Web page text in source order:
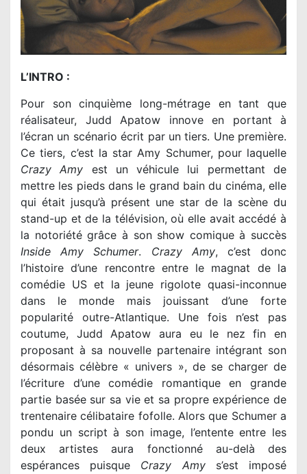
L’INTRO :
Pour son cinquième long-métrage en tant que
réalisateur, Judd Apatow innove en portant à
l’écran un scénario écrit par un tiers. Une première.
Ce tiers, c’est la star Amy Schumer, pour laquelle
Crazy Amy est un véhicule lui permettant de
mettre les pieds dans le grand bain du cinéma, elle
qui était jusqu’à présent une star de la scène du
stand-up et de la télévision, où elle avait accédé à
la notoriété grâce à son show comique à succès
Inside Amy Schumer. Crazy Amy, c’est donc
l’histoire d’une rencontre entre le magnat de la
comédie US et la jeune rigolote quasi-inconnue
dans le monde mais jouissant d’une forte
popularité outre-Atlantique. Une fois n’est pas
coutume, Judd Apatow aura eu le nez fin en
proposant à sa nouvelle partenaire intégrant son
désormais célèbre « univers », de se charger de
l’écriture d’une comédie romantique en grande
partie basée sur sa vie et sa propre expérience de
trentenaire célibataire fofolle. Alors que Schumer a
pondu un script à son image, l’entente entre les
deux artistes aura fonctionné au-delà des
espérances puisque Crazy Amys’est imposé